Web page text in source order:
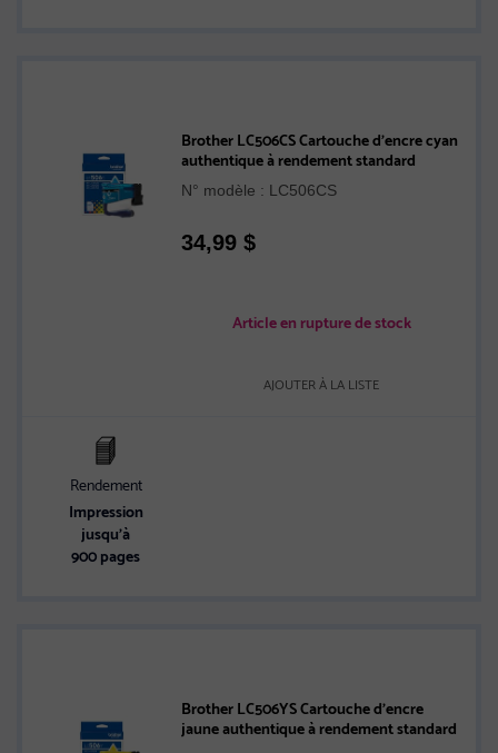
Brother LC506CS Cartouche d’encre cyan
authentique à rendement standard
N° modèle : LC506CS
34,99 $
Article en rupture de stock
AJOUTER À LA LISTE
Rendement
Impression
jusqu’à
900 pages
Brother LC506YS Cartouche d’encre
jaune authentique à rendement standard